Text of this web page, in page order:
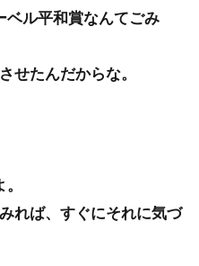
ベル平和賞なんてごみ
せたんだからな。
れば、すぐにそれに気づ